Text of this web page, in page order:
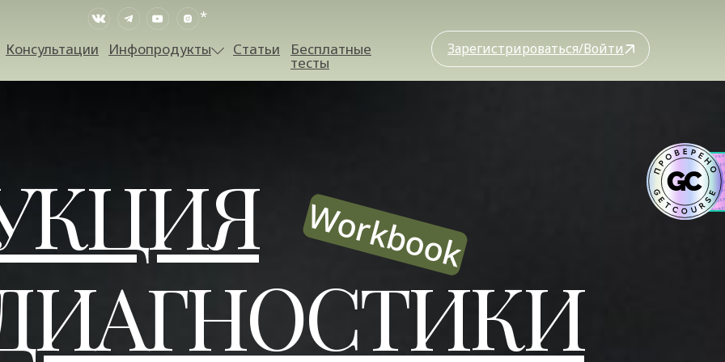
Зарегистрироваться/Войти
Консультации Инфопродукты Статьи Бесплатные
тесты
*
Workbook